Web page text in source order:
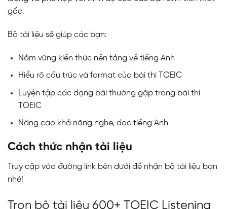
gốc.
Bộ tài liệu sẽ giúp các bạn:
Nắm vững kiến thức nền tảng về tiếng Anh
Hiểu rõ cấu trúc và format của bài thi TOEIC
Luyện tập các dạng bài thường gặp trong bài thi
TOEIC
Nâng cao khả năng nghe, đọc tiếng Anh
Cách thức nhận tài liệu
Truy cập vào đường link bên dưới để nhận bộ tài liệu bạn
nhé!
Trọn bộ tài liệu 600+ TOEIC Listening